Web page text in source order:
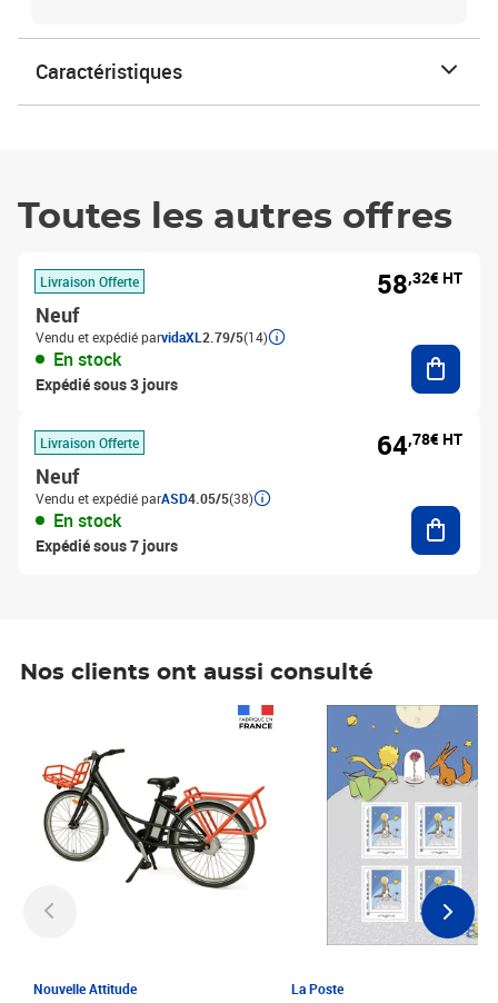
Caractéristiques
Toutes les autres offres
Livraison Offerte
Neuf
Vendu et expédié parvidaXL 2.79/5(14)
En stock
Expédié sous 3 jours
58,32€ HT
Livraison Offerte
Neuf
Vendu et expédié parASD4.05/5(38)
En stock
Expédié sous 7 jours
64,78€ HT
Nos clients ont aussi consulté
Nouvelle Attitude La Poste
Prix 6,25€ HT